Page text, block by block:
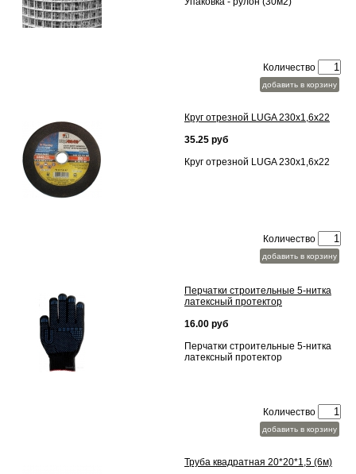
Количество
добавить в корзину
Круг отрезной LUGA 230х1,6х22
35.25 руб
Круг отрезной LUGA 230х1,6х22
Количество
добавить в корзину
Перчатки строительные 5-нитка
латексный протектор
16.00 руб
Перчатки строительные 5-нитка
латексный протектор
Количество
добавить в корзину
Труба квадратная 20*20*1,5 (6м)